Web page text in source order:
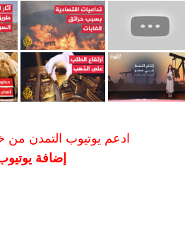
ادعم يوتيوب التمدن من
إضافة